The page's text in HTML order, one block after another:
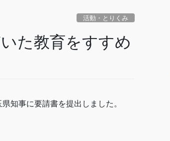
活動・とりくみ
た教育をすすめ
知事に要請書を提出しました。